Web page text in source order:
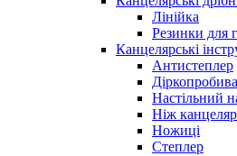
Лінійка
Резинки для
Канцелярські
Антистеплер
Настільний
Ніж
Ножиці
Степлер